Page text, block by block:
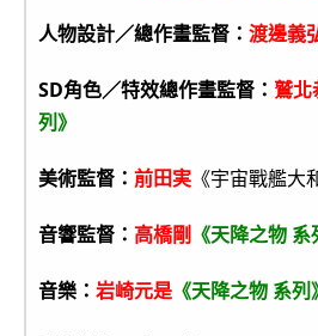
人物設計／總作畫監督： 渡邊義
SD角色／特效總作畫監督： 鷲北
列》
美術監督： 前田実 《宇宙戰艦大
音響監督： 高橋剛 《天降之物 系
音樂： 岩崎元是《天降之物 系列